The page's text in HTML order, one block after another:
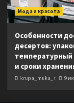
Мода и красота
Особенности
десертов:
и сроки
krupa_muka_r 9